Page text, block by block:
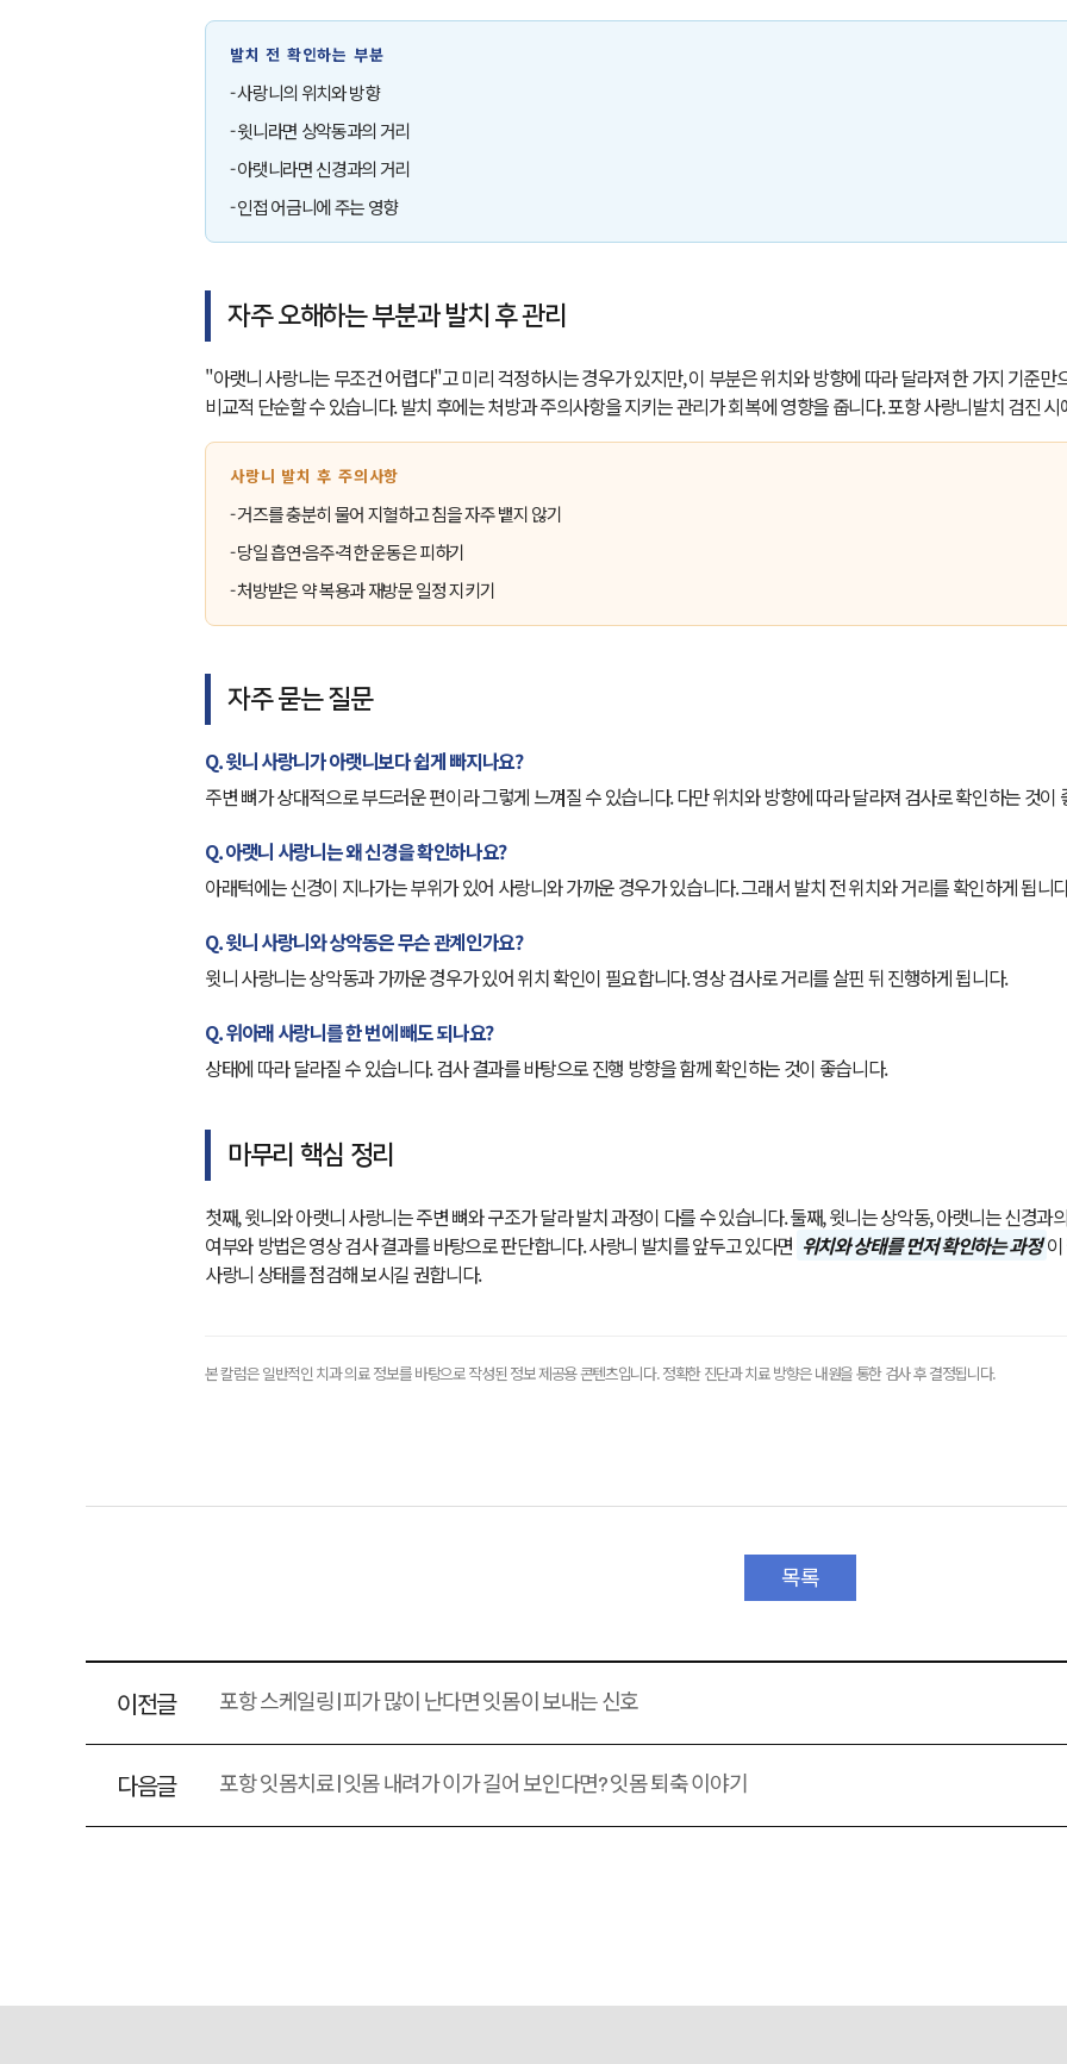
발치 전 확인하는 부분
- 사랑니의 위치와 방향
- 윗니라면 상악동과의 거리
- 아랫니라면 신경과의 거리
- 인접 어금니에 주는 영향
자주 오해하는 부분과 발치 후 관리
"아랫니 사랑니는 무조건 어렵다"고 미리 걱정하시는 경우가 있지만, 이 부분은 위치와 방향에 따라 달라져 한 가지 기준
비교적 단순할 수 있습니다. 발치 후에는 처방과 주의사항을 지키는 관리가 회복에 영향을 줍니다.포항 사랑니발치검진 시
사랑니 발치 후 주의사항
- 거즈를 충분히 물어 지혈하고 침을 자주 뱉지 않기
- 당일 흡연·음주·격한 운동은 피하기
- 처방받은 약 복용과 재방문 일정 지키기
자주 묻는 질문
Q. 윗니 사랑니가 아랫니보다 쉽게 빠지나요?
주변 뼈가 상대적으로 부드러운 편이라 그렇게 느껴질 수 있습니다. 다만 위치와 방향에 따라 달라져 검사로 확인하는 것이
Q. 아랫니 사랑니는 왜 신경을 확인하나요?
아래턱에는 신경이 지나가는 부위가 있어 사랑니와 가까운 경우가 있습니다. 그래서 발치 전 위치와 거리를 확인하게 됩니
Q. 윗니 사랑니와 상악동은 무슨 관계인가요?
윗니 사랑니는 상악동과 가까운 경우가 있어 위치 확인이 필요합니다. 영상 검사로 거리를 살핀 뒤 진행하게 됩니다.
Q. 위아래 사랑니를 한 번에 빼도 되나요?
상태에 따라 달라질 수 있습니다. 검사 결과를 바탕으로 진행 방향을 함께 확인하는 것이 좋습니다.
마무리 핵심 정리
첫째, 윗니와 아랫니 사랑니는 주변 뼈와 구조가 달라 발치 과정이 다를 수 있습니다. 둘째, 윗니는 상악동, 아랫니는 신경과
여부와 방법은 영상 검사 결과를 바탕으로 판단합니다. 사랑니 발치를 앞두고 있다면 위치와 상태를 먼저 확인하는 과정
사랑니 상태를 점검해 보시길 권합니다.
본 칼럼은 일반적인 치과 의료 정보를 바탕으로 작성된 정보 제공용 콘텐츠입니다. 정확한 진단과 치료 방향은 내원을 통한 검사 후 결정됩니다.
목록
이전글 포항 스케일링 | 피가 많이 난다면 잇몸이 보내는 신호
다음글 포항 잇몸치료 | 잇몸 내려가 이가 길어 보인다면? 잇몸 퇴축 이야기